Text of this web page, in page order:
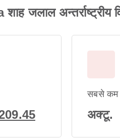
जलाल अन्तर्राष्ट्रीय
सबसे कम
अक्टू.